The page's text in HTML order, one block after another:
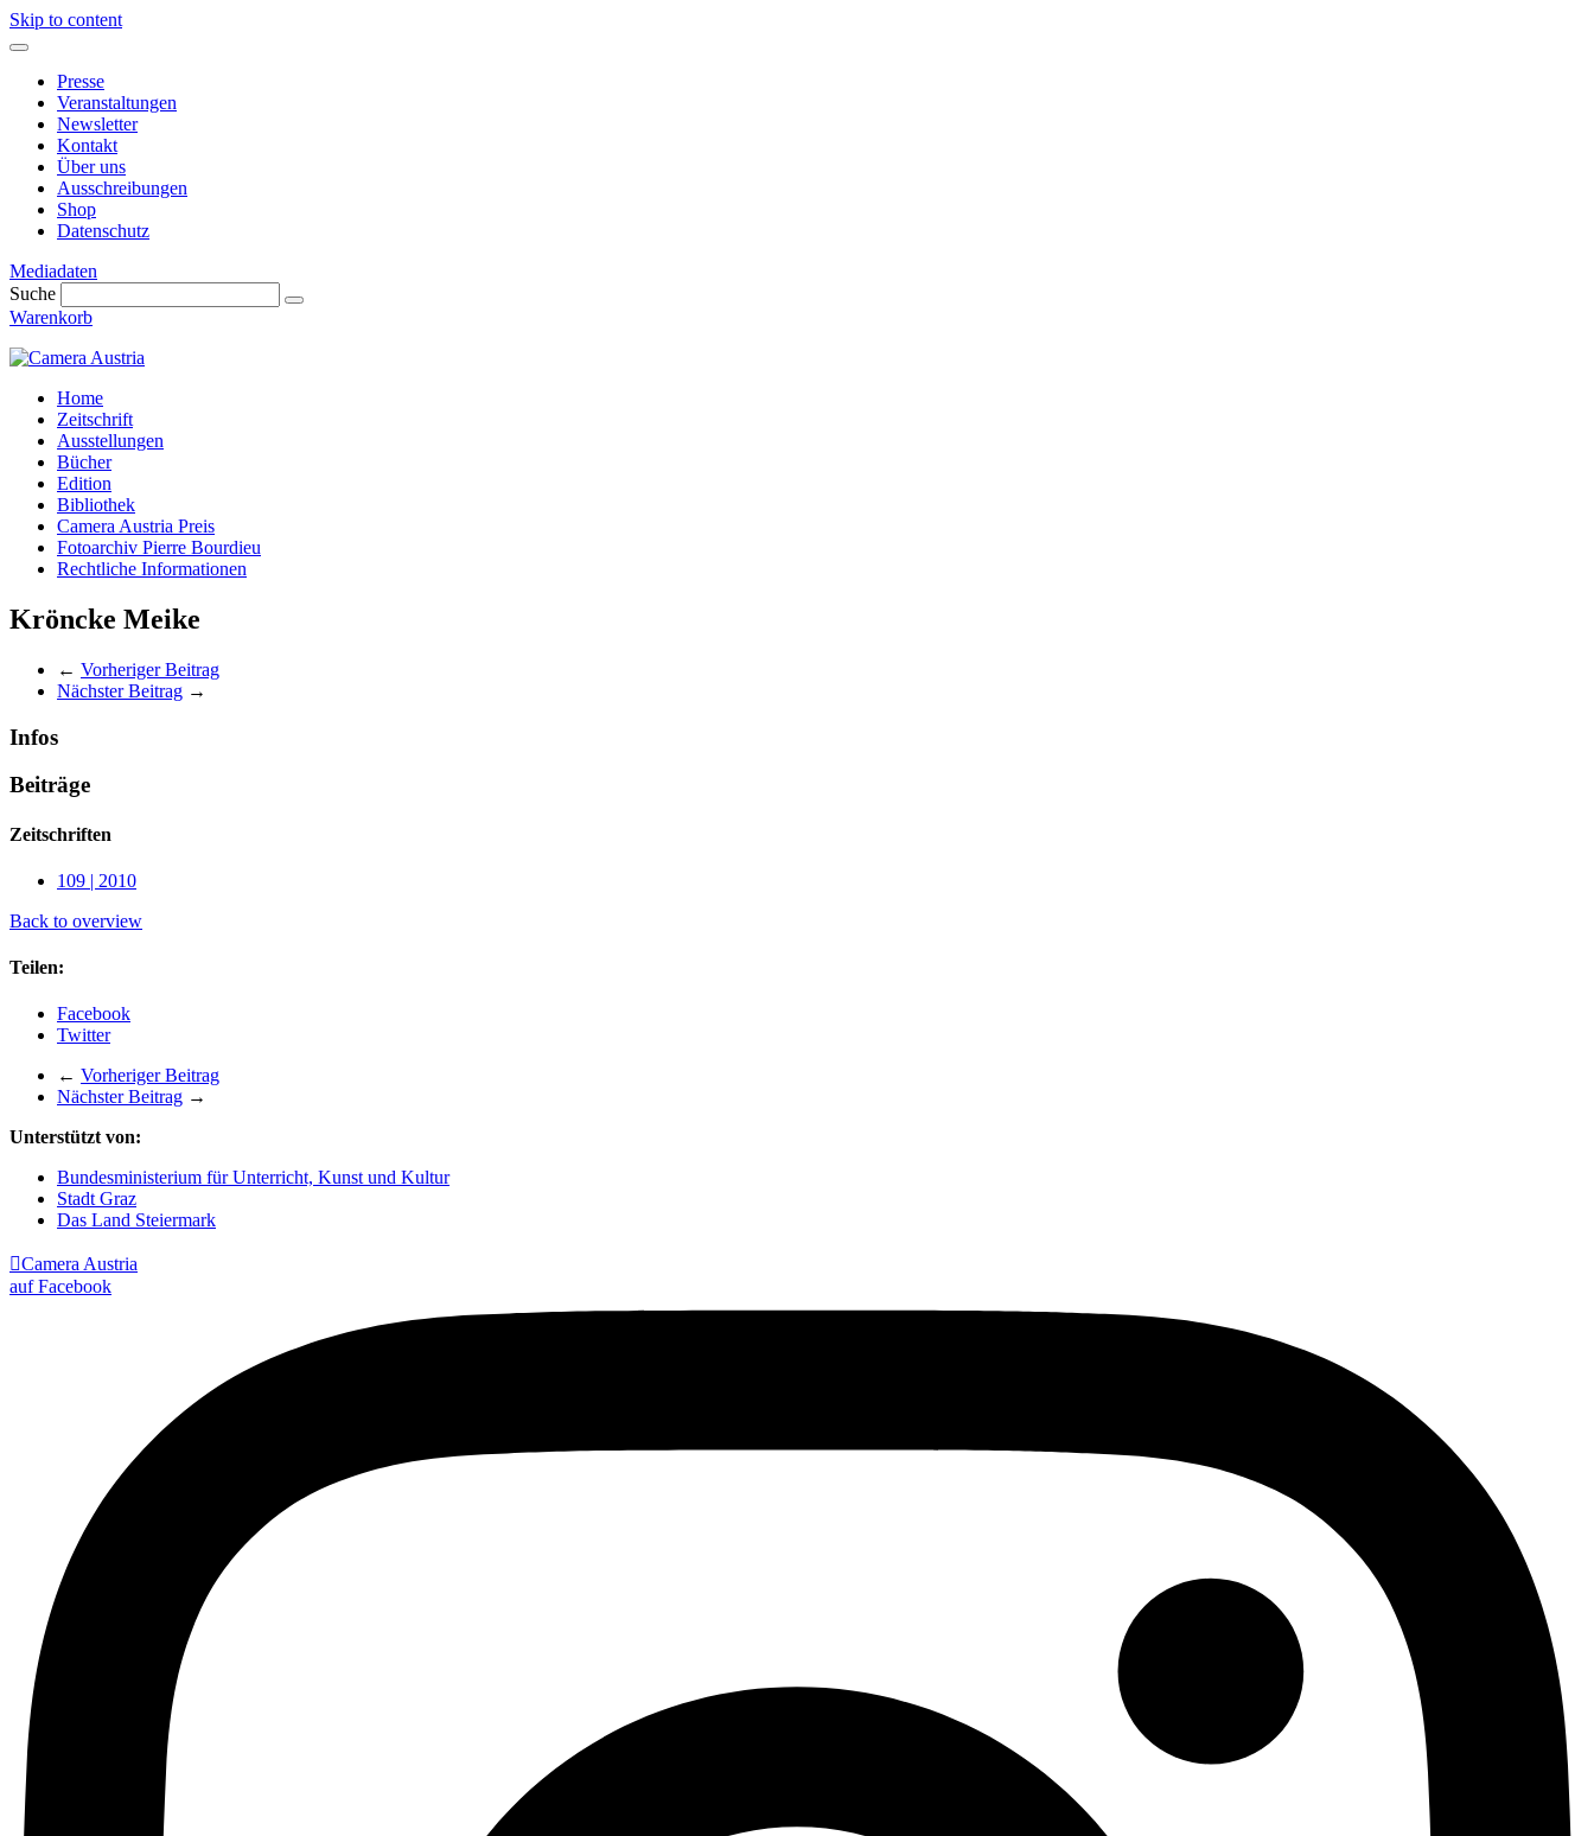
Skip to content
Presse
Veranstaltungen
Newsletter
Kontakt
Über uns
Ausschreibungen
Shop
Datenschutz
Mediadaten
Suche
Warenkorb
Home
Zeitschrift
Ausstellungen
Bücher
Edition
Bibliothek
Camera Austria Preis
Fotoarchiv Pierre Bourdieu
Rechtliche Informationen
Kröncke Meike
← Vorheriger Beitrag
Nächster Beitrag →
Infos
Beiträge
Zeitschriften
109 | 2010
Back to overview
Teilen:
Facebook
Twitter
← Vorheriger Beitrag
Nächster Beitrag →
Unterstützt von:
Bundesministerium für Unterricht, Kunst und Kultur
Stadt Graz
Das Land Steiermark
Camera Austria
auf Facebook